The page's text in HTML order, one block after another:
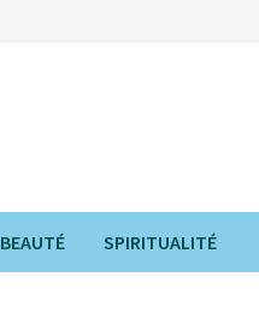
BEAUTÉ SPIRITUALITÉ